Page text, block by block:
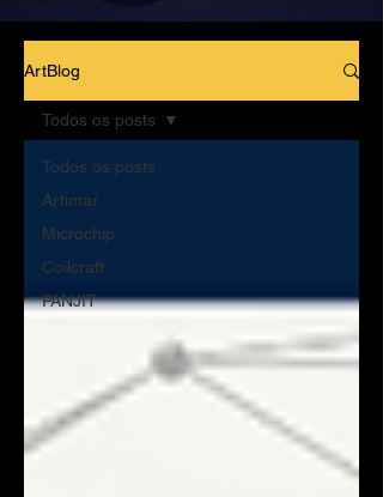
ArtBlog
Todos os posts
Artimar
Microchip
Coilcraft
PANJIT
Todos os posts